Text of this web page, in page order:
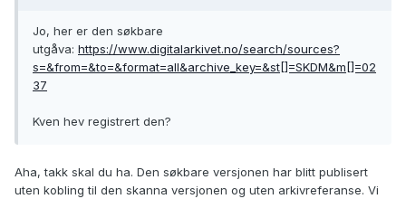
Jo, her er den søkbare
utgåva: https://www.digitalarkivet.no/search/sources?
s=&from=&to=&format=all&archive_key=&st[]=SKDM&m[]=02
37
Kven hev registrert den?
Aha, takk skal du ha. Den søkbare versjonen har blitt publisert
uten kobling til den skanna versjonen og uten arkivreferanse. Vi